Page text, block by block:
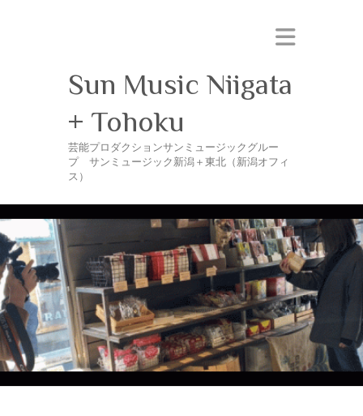
Sun Music Niigata
+ Tohoku
芸能プロダクションサンミュージックグルー
プ サンミュージック新潟＋東北（新潟オフィ
ス）